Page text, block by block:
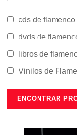
cds de flamenco
dvds de
libros de
Vinilos de